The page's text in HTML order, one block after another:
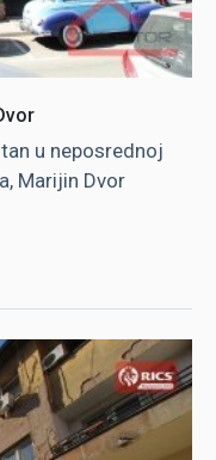
u neposrednoj
Marijin Dvor